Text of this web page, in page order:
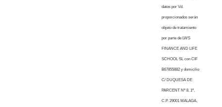
datos por Vd.
proporcionados serán
objeto de tratamiento
por parte de LWS
FINANCE AND LIFE
SCHOOL SL con CIF
B67855882 y domicilio
C/ DUQUESA DE
PARCENT Nº 8, 1º,
C.P. 29001 MALAGA,